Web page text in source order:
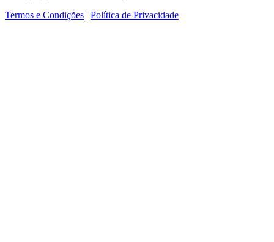
Termos e Condições | Política de Privacidade